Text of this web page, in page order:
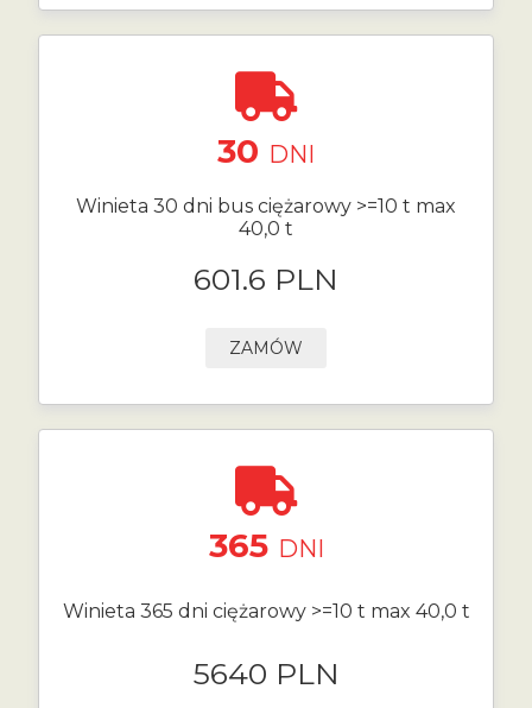
30 DNI
Winieta 30 dni bus ciężarowy >=10 t max
40,0 t
601.6 PLN
ZAMÓW
365 DNI
Winieta 365 dni ciężarowy >=10 t max 40,0 t
5640 PLN